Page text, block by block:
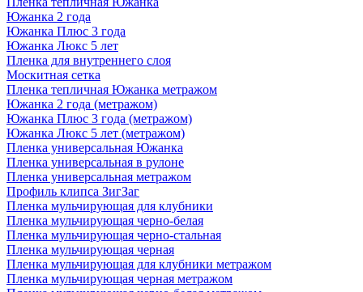
Южанка 2 года
Южанка Плюс 3 года
Южанка Люкс 5 лет
Пленка для внутреннего слоя
Москитная сетка
Пленка тепличная Южанка метражом
Южанка 2 года (метражом)
Южанка Плюс 3 года (метражом)
Южанка Люкс 5 лет (метражом)
Пленка универсальная Южанка
Пленка универсальная в рулоне
Пленка универсальная метражом
Профиль клипса ЗигЗаг
Пленка мульчирующая для клубники
Пленка мульчирующая черно-белая
Пленка мульчирующая черно-стальная
Пленка мульчирующая черная
Пленка мульчирующая для клубники метражом
Пленка мульчирующая черная метражом